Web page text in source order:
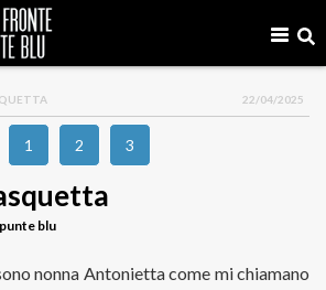
22/04/2025
1 2 3
blu
nonna Antonietta come mi chiamano